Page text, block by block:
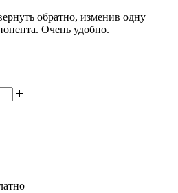
обратно, изменив одну
Очень удобно.